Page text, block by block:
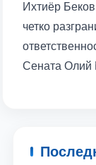
Ихтиёр
четко
Сената Олий